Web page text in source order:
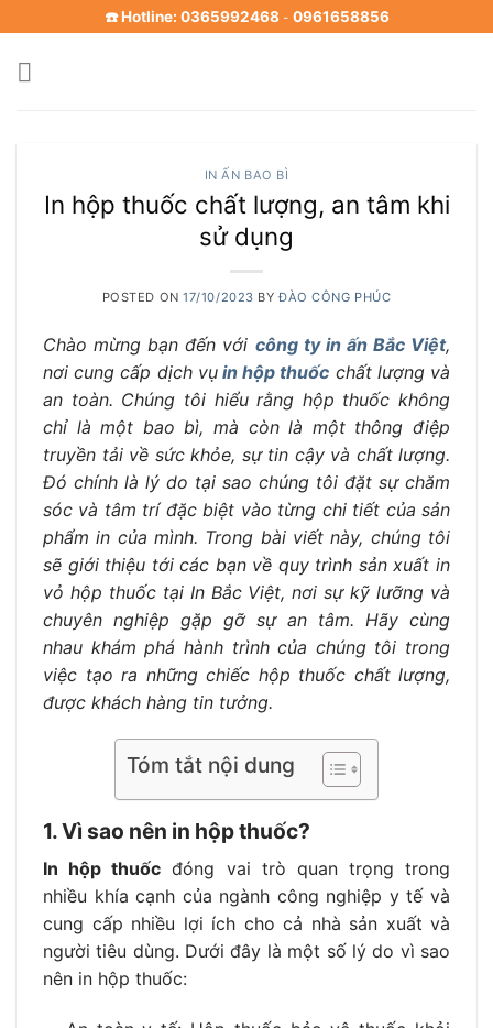
to
content
☎️ Hotline: 0365992468 - 0961658856
IN ẤN BAO BÌ
In hộp thuốc chất lượng, an tâm khi
sử dụng
POSTED ON17/10/2023 BYĐÀO CÔNG PHÚC
Chào mừng bạn đến với công ty in ấn Bắc Việt,
nơi cung cấp dịch vụin hộp thuốc chất lượng và
an toàn. Chúng tôi hiểu rằng hộp thuốc không
chỉ là một bao bì, mà còn là một thông điệp
truyền tải về sức khỏe, sự tin cậy và chất lượng.
Đó chính là lý do tại sao chúng tôi đặt sự chăm
sóc và tâm trí đặc biệt vào từng chi tiết của sản
phẩm in của mình. Trong bài viết này, chúng tôi
sẽ giới thiệu tới các bạn về quy trình sản xuất in
vỏ hộp thuốc tại In Bắc Việt, nơi sự kỹ lưỡng và
chuyên nghiệp gặp gỡ sự an tâm. Hãy cùng
nhau khám phá hành trình của chúng tôi trong
việc tạo ra những chiếc hộp thuốc chất lượng,
được khách hàng tin tưởng.
Tóm tắt nội dung
1. Vì sao nên in hộp thuốc?
In hộp thuốc đóng vai trò quan trọng trong
nhiều khía cạnh của ngành công nghiệp y tế và
cung cấp nhiều lợi ích cho cả nhà sản xuất và
người tiêu dùng. Dưới đây là một số lý do vì sao
nên in hộp thuốc: